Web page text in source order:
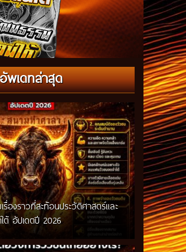
อัพเดทล่าสุด
รื่องราวที่สะท้อนประวัติศาสตร์และ
ต้ อัปเดตปี 2026